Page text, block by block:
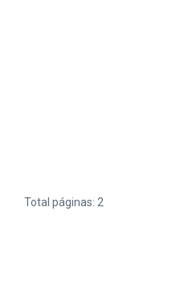
Total páginas: 2